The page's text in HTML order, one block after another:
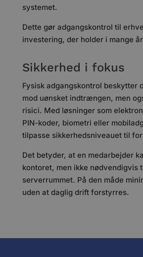
systemet.
Dette gør adgangskontrol til
investering, der holder i mange
Sikkerhed i fokus
Fysisk adgangskontrol beskytter
mod uønsket indtrængen, men
risici. Med løsninger som
PIN-koder, biometri eller
tilpasse sikkerhedsniveauet til
Det betyder, at en medarbejder
kontoret, men ikke nødvendigvis
serverrummet. På den måde
uden at daglig drift forstyrres.